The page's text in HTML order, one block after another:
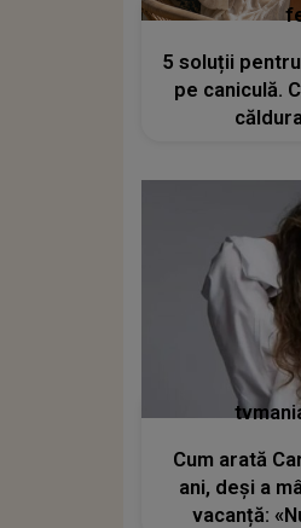
5 soluții
pe caniculă.
Cum arată
ani, deși a
vacanță: